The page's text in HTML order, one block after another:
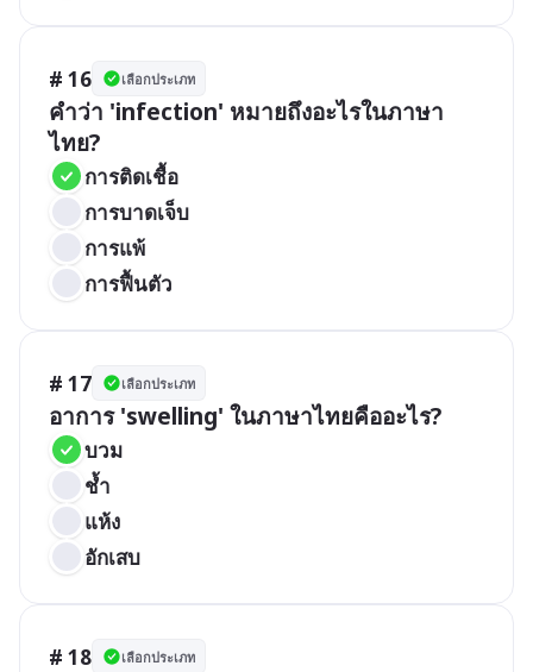
# 16 เลือกประเภท
คำว่า 'infection' หมายถึงอะไรในภาษา
ไทย?
การติดเชื้อ
การบาดเจ็บ
การแพ้
การฟื้นตัว
# 17 เลือกประเภท
อาการ 'swelling' ในภาษาไทยคืออะไร?
บวม
ช้ำ
แห้ง
อักเสบ
# 18 เลือกประเภท